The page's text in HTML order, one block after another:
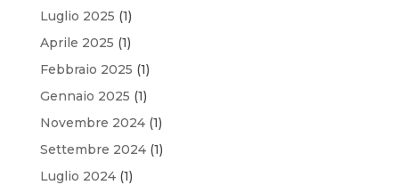
Luglio 2025 (1)
Aprile 2025 (1)
Febbraio 2025 (1)
Gennaio 2025 (1)
Novembre 2024(1)
Settembre 2024(1)
Luglio 2024(1)